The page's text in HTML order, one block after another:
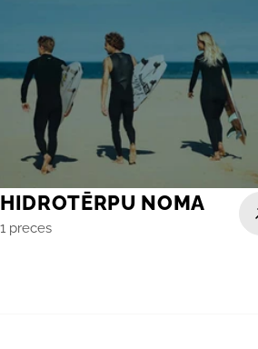
HIDROTĒRPU NOMA
1 preces